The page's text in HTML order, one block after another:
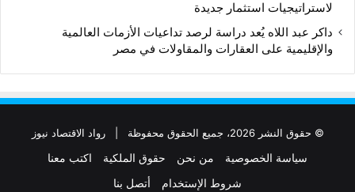
لاستراتيجيات استثمار جديدة
داكر عبد اللاه يُعد دراسة لرصد تداعيات الأزمات العالمية
والإقليمية على العقارات والمقاولات في مصر
© حقوق النشر 2026، جميع الحقوق محفوظة | رواد الاقتصاد نيوز
سياسة الخصوصية من نحن حقوق الملكية
اكتب معنا
شروط الإستخدام
أتصل بنا